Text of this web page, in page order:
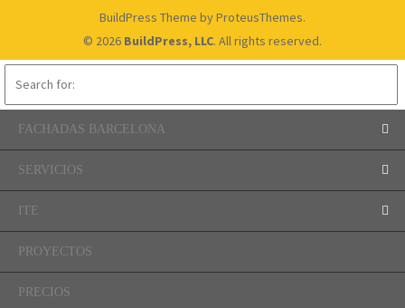
BuildPress Theme by ProteusThemes.
© 2026 BuildPress, LLC. All rights reserved.
FACHADAS BARCELONA
SERVICIOS
ITE
PROYECTOS
PRECIOS